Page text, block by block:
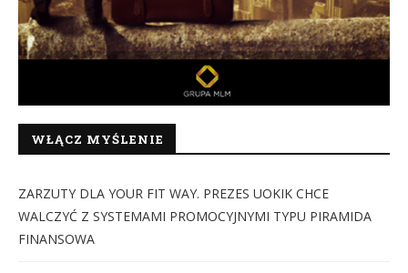
WŁĄCZ MYŚLENIE
ZARZUTY DLA YOUR FIT WAY. PREZES UOKIK CHCE
WALCZYĆ Z SYSTEMAMI PROMOCYJNYMI TYPU PIRAMIDA
FINANSOWA